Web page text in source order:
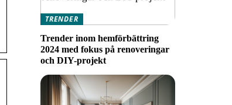
TRENDER
Trender inom hemförbättring
2024 med fokus på renoveringar
och DIY-projekt